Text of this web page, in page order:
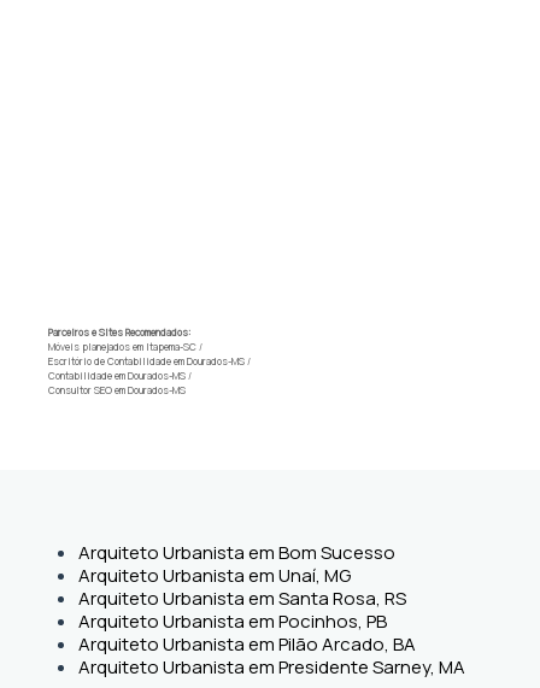
Parceiros e Sites Recomendados:
Móveis planejados em Itapema-SC /
Escritório de Contabilidade em Dourados-MS /
Contabilidade em Dourados-MS /
Consultor SEO em Dourados-MS
Arquiteto Urbanista em Bom Sucesso
Arquiteto Urbanista em Unaí, MG
Arquiteto Urbanista em Santa Rosa, RS
Arquiteto Urbanista em Pocinhos, PB
Arquiteto Urbanista em Pilão Arcado, BA
Arquiteto Urbanista em Presidente Sarney, MA